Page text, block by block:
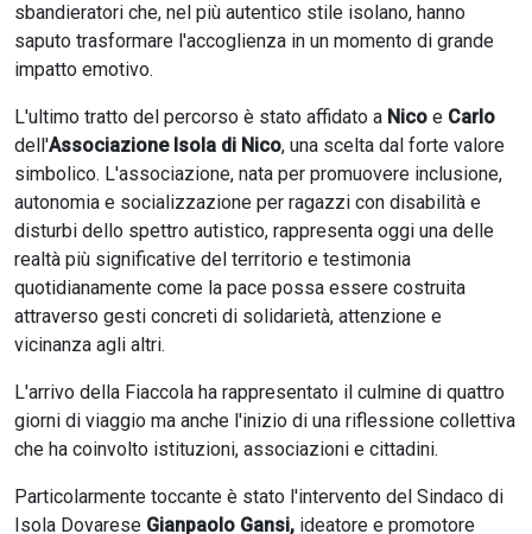
sbandieratori che, nel più autentico stile isolano, hanno
saputo trasformare l'accoglienza in un momento di grande
impatto emotivo.
L'ultimo tratto del percorso è stato affidato a Nico e Carlo
dell'Associazione Isola di Nico, una scelta dal forte valore
simbolico. L'associazione, nata per promuovere inclusione,
autonomia e socializzazione per ragazzi con disabilità e
disturbi dello spettro autistico, rappresenta oggi una delle
realtà più significative del territorio e testimonia
quotidianamente come la pace possa essere costruita
attraverso gesti concreti di solidarietà, attenzione e
vicinanza agli altri.
L'arrivo della Fiaccola ha rappresentato il culmine di quattro
giorni di viaggio ma anche l'inizio di una riflessione collettiva
che ha coinvolto istituzioni, associazioni e cittadini.
Particolarmente toccante è stato l'intervento del Sindaco di
Isola Dovarese Gianpaolo Gansi, ideatore e promotore